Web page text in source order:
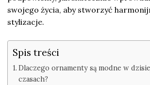
swojego życia, aby stworzyć
stylizacje.
Spis treści
Dlaczego ornamenty są modne w
czasach?